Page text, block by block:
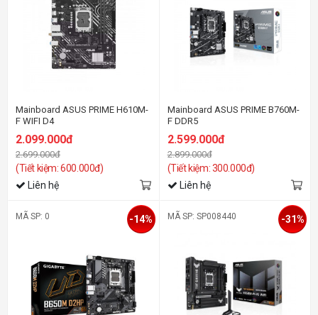
Mainboard ASUS PRIME H610M-
F WIFI D4
2.099.000đ
2.699.000đ
(Tiết kiệm: 600.000đ)
Liên hệ
Mainboard ASUS PRIME B760M-
F DDR5
2.599.000đ
2.899.000đ
(Tiết kiệm: 300.000đ)
Liên hệ
MÃ SP: 0 -14% MÃ SP: SP008440 -31%